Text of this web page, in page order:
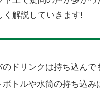
く解説していきます!
のドリンクは持ち込んで
ボトルや水筒の持ち込み